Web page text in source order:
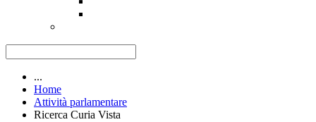
...
Home
Attività parlamentare
Ricerca Curia Vista